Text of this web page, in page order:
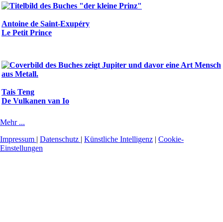
Antoine de Saint-Exupéry
Le Petit Prince
Tais Teng
De Vulkanen van Io
Mehr ...
Impressum | Datenschutz | Künstliche Intelligenz | Cookie-
Einstellungen